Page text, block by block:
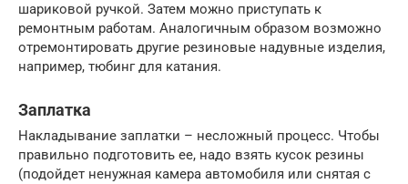
шариковой ручкой. Затем можно приступать к
ремонтным работам. Аналогичным образом возможно
отремонтировать другие резиновые надувные изделия,
например, тюбинг для катания.
Заплатка
Накладывание заплатки – несложный процесс. Чтобы
правильно подготовить ее, надо взять кусок резины
(подойдет ненужная камера автомобиля или снятая с